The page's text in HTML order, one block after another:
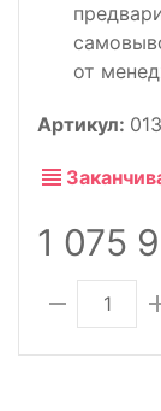
от
Артикул:
1 075